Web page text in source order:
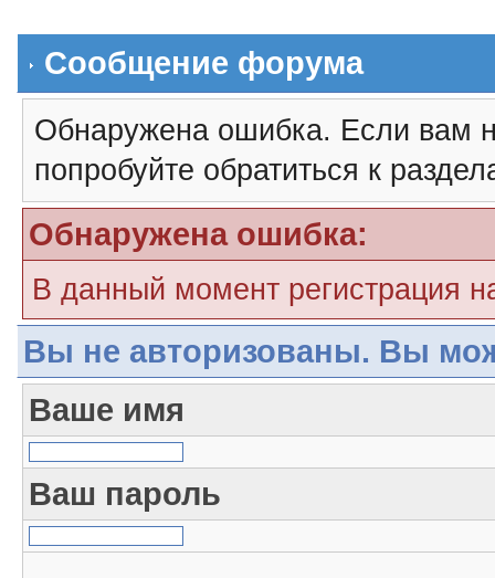
Сообщение форума
Обнаружена ошибка. Если вам
попробуйте обратиться к
Обнаружена ошибка:
В данный момент регистрация
Вы не авторизованы. Вы
Ваше имя
Ваш пароль